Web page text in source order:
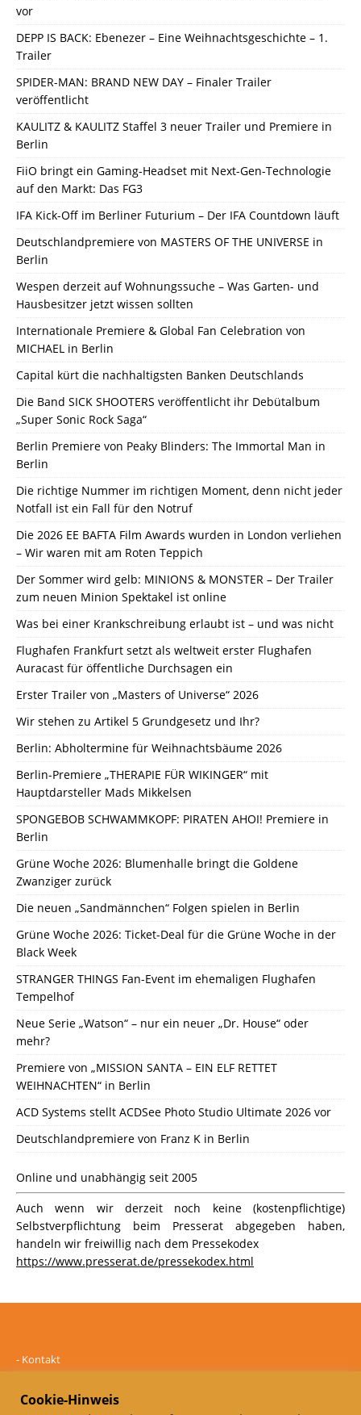
vor
DEPP IS BACK: Ebenezer – Eine Weihnachtsgeschichte – 1.
Trailer
SPIDER-MAN: BRAND NEW DAY – Finaler Trailer
veröffentlicht
KAULITZ & KAULITZ Staffel 3 neuer Trailer und Premiere in
Berlin
FiiO bringt ein Gaming-Headset mit Next-Gen-Technologie
auf den Markt: Das FG3
IFA Kick-Off im Berliner Futurium – Der IFA Countdown läuft
Deutschlandpremiere von MASTERS OF THE UNIVERSE in
Berlin
Wespen derzeit auf Wohnungssuche – Was Garten- und
Hausbesitzer jetzt wissen sollten
Internationale Premiere & Global Fan Celebration von
MICHAEL in Berlin
Capital kürt die nachhaltigsten Banken Deutschlands
Die Band SICK SHOOTERS veröffentlicht ihr Debütalbum
„Super Sonic Rock Saga“
Berlin Premiere von Peaky Blinders: The Immortal Man in
Berlin
Die richtige Nummer im richtigen Moment, denn nicht jeder
Notfall ist ein Fall für den Notruf
Die 2026 EE BAFTA Film Awards wurden in London verliehen
– Wir waren mit am Roten Teppich
Der Sommer wird gelb: MINIONS & MONSTER – Der Trailer
zum neuen Minion Spektakel ist online
Was bei einer Krankschreibung erlaubt ist – und was nicht
Flughafen Frankfurt setzt als weltweit erster Flughafen
Auracast für öffentliche Durchsagen ein
Erster Trailer von „Masters of Universe“ 2026
Wir stehen zu Artikel 5 Grundgesetz und Ihr?
Berlin: Abholtermine für Weihnachtsbäume 2026
Berlin-Premiere „THERAPIE FÜR WIKINGER“ mit
Hauptdarsteller Mads Mikkelsen
SPONGEBOB SCHWAMMKOPF: PIRATEN AHOI! Premiere in
Berlin
Grüne Woche 2026: Blumenhalle bringt die Goldene
Zwanziger zurück
Die neuen „Sandmännchen“ Folgen spielen in Berlin
Grüne Woche 2026: Ticket-Deal für die Grüne Woche in der
Black Week
STRANGER THINGS Fan-Event im ehemaligen Flughafen
Tempelhof
Neue Serie „Watson“ – nur ein neuer „Dr. House“ oder
mehr?
Premiere von „MISSION SANTA – EIN ELF RETTET
WEIHNACHTEN“ in Berlin
ACD Systems stellt ACDSee Photo Studio Ultimate 2026 vor
Deutschlandpremiere von Franz K in Berlin
Online und unabhängig seit 2005
Auch wenn wir derzeit noch keine (kostenpflichtige)
Selbstverpflichtung beim Presserat abgegeben haben,
handeln wir freiwillig nach dem Pressekodex
https://www.presserat.de/pressekodex.html
- Kontakt
Datenschutz
-Impressum
Cookie-Hinweis